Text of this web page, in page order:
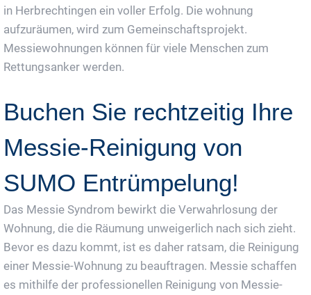
in Herbrechtingen ein voller Erfolg. Die wohnung
aufzuräumen, wird zum Gemeinschaftsprojekt.
Messiewohnungen können für viele Menschen zum
Rettungsanker werden.
Buchen Sie rechtzeitig Ihre
Messie-Reinigung von
SUMO Entrümpelung!
Das Messie Syndrom bewirkt die Verwahrlosung der
Wohnung, die die Räumung unweigerlich nach sich zieht.
Bevor es dazu kommt, ist es daher ratsam, die Reinigung
einer Messie-Wohnung zu beauftragen. Messie schaffen
es mithilfe der professionellen Reinigung von Messie-